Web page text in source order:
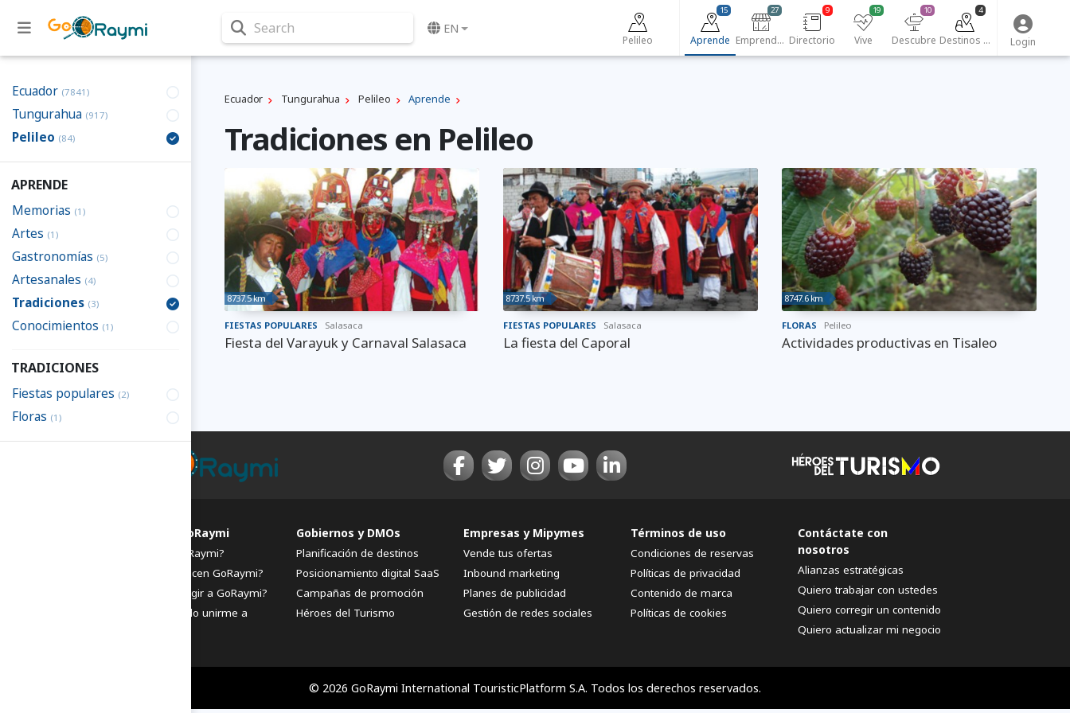
Search EN
Pelileo Aprende
15
Emprendedores
27
Directorio
9
Vive
19
Descubre
10
Destinos turísticos
4
Login
Ecuador (7841)
Tungurahua (917)
Pelileo (84)
APRENDE
Memorias (1)
Artes (1)
Gastronomías (5)
Artesanales (4)
Tradiciones (3)
Conocimientos (1)
TRADICIONES
Fiestas populares (2)
Floras (1)
Ecuador Tungurahua Pelileo Aprende
Tradiciones en Pelileo
8737.5 km
FIESTAS POPULARES Salasaca
Fiesta del Varayuk y Carnaval Salasaca
8737.5 km
FIESTAS POPULARES Salasaca
La fiesta del Caporal
8747.6 km
FLORAS Pelileo
Actividades productivas en Tisaleo
FAQs de GoRaymi
¿Qué es GoRaymi?
¿Quiénes hacen GoRaymi?
¿Por qué elegir a GoRaymi?
¿Cómo puedo unirme a
Gobiernos y DMOs
Planificación de destinos
Posicionamiento digital SaaS
Campañas de promoción
Héroes del Turismo
Empresas y Mipymes
Vende tus ofertas
Inbound marketing
Planes de publicidad
Gestión de redes sociales
Términos de uso
Condiciones de reservas
Políticas de privacidad
Contenido de marca
Políticas de cookies
Contáctate con
nosotros
Alianzas estratégicas
Quiero trabajar con ustedes
Quiero corregir un contenido
Quiero actualizar mi negocio
© 2026 GoRaymi International TouristicPlatform S.A. Todos los derechos reservados.